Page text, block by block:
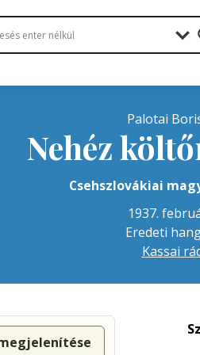
Palotai
Nehéz
Csehszlovákiai
1937.
Eredeti
Kassai